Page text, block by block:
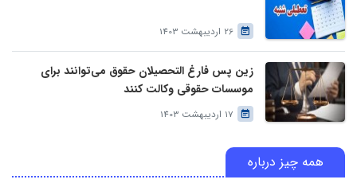
26 اردیبهشت 1403
زین پس فارغ التحصیلان حقوق می‌توانند برای
موسسات حقوقی وکالت کنند
17 اردیبهشت 1403
همه چیز درباره